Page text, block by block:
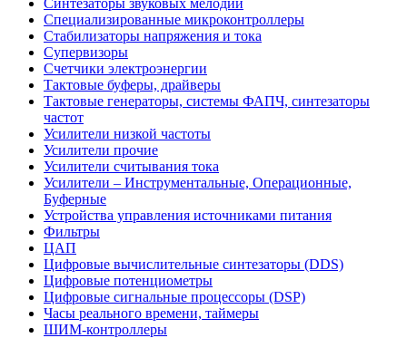
Синтезаторы звуковых мелодий
Специализированные микроконтроллеры
Стабилизаторы напряжения и тока
Супервизоры
Счетчики электроэнергии
Тактовые буферы, драйверы
Тактовые генераторы, системы ФАПЧ, синтезаторы
частот
Усилители низкой частоты
Усилители прочие
Усилители считывания тока
Усилители – Инструментальные, Операционные,
Буферные
Устройства управления источниками питания
Фильтры
ЦАП
Цифровые вычислительные синтезаторы (DDS)
Цифровые потенциометры
Цифровые сигнальные процессоры (DSP)
Часы реального времени, таймеры
ШИМ-контроллеры